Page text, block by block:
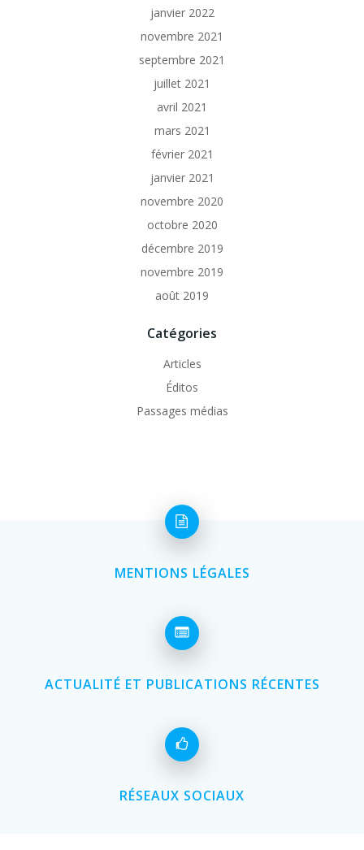
janvier 2022
novembre 2021
septembre 2021
juillet 2021
avril 2021
mars 2021
février 2021
janvier 2021
novembre 2020
octobre 2020
décembre 2019
novembre 2019
août 2019
Catégories
Articles
Éditos
Passages médias
MENTIONS LÉGALES
ACTUALITÉ ET PUBLICATIONS RÉCENTES
RÉSEAUX SOCIAUX